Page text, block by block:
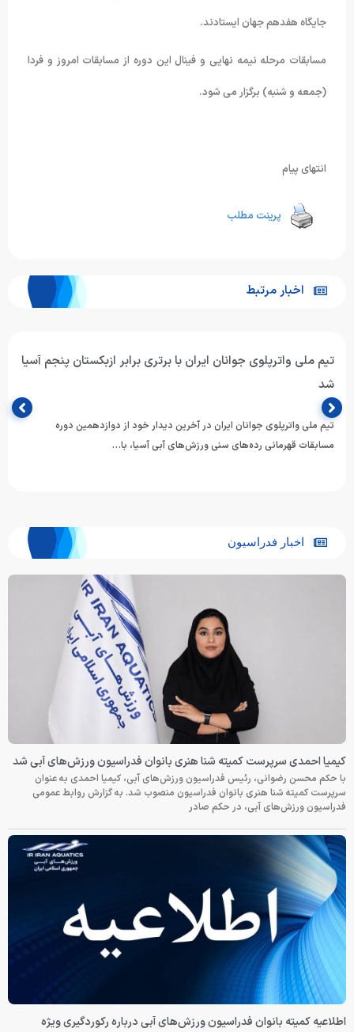
جایگاه هفدهم جهان ایستادند.
مسابقات مرحله نیمه نهایی و فینال این دوره از مسابقات امروز و فردا
(جمعه و شنبه) برگزار می شود.
انتهای پیام
پرینت مطلب
اخبار مرتبط
تیم ملی واترپلوی جوانان ایران با برتری برابر ازبکستان پنجم آسیا
شد
تیم ملی واترپلوی جوانان ایران در آخرین دیدار خود از دوازدهمین دوره
مسابقات قهرمانی رده‌های سنی ورزش‌های آبی آسیا، با…
اخبار فدراسیون
کیمیا احمدی سرپرست کمیته شنا هنری بانوان فدراسیون ورزش‌های آبی شد
با حکم محسن رضوانی، رئیس فدراسیون ورزش‌های آبی، کیمیا احمدی به عنوان
سرپرست کمیته شنا هنری بانوان فدراسیون منصوب شد. به گزارش روابط عمومی
فدراسیون ورزش‌های آبی، در حکم صادر
اطلاعیه کمیته بانوان فدراسیون ورزش‌های آبی درباره رکوردگیری ویژه